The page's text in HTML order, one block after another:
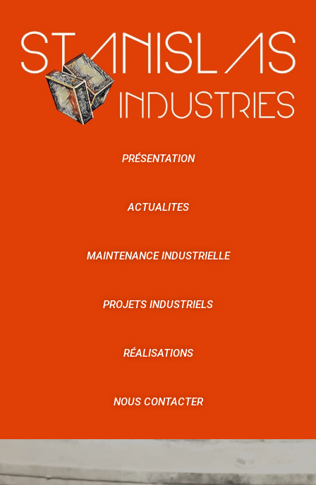
PRÉSENTATION
ACTUALITES
MAINTENANCE INDUSTRIELLE
PROJETS INDUSTRIELS
RÉALISATIONS
NOUS CONTACTER